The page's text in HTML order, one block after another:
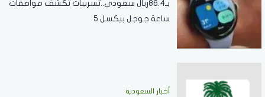
بـ86.4ريال سعودي..تسريبات تكشف مواصفات
ساعة جوجل بيكسل 5
أخبار السعودية